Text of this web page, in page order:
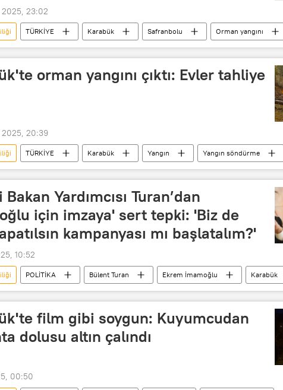
2025, 23:02
TÜRKİYE Karabük Safranbolu Orman yangını
orman yangını çıktı: Evler tahliye
2025, 20:39
TÜRKİYE Karabük Yangın
Yangın söndürme
yangın söndürme tüpü Yangın felaketi yangın alarmı
Yardımcısı Turan’dan
için imzaya' sert tepki: 'Biz de
kampanyası mı başlatalım?'
10:52
POLİTİKA Bülent Turan Ekrem İmamoğlu
Karabük
CHP Boykot, Tecrit, Yaptırım (BDS) Hareketi
film gibi soygun: Kuyumcudan
dolusu altın çalındı
00:50